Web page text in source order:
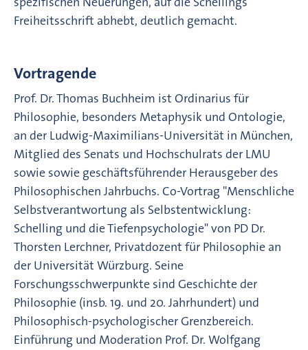
Freiheitsschrift abhebt, deutlich gemacht.
Vortragende
Prof. Dr. Thomas Buchheim ist Ordinarius für
Philosophie, besonders Metaphysik und Ontologie,
an der Ludwig-Maximilians-Universität in München,
Mitglied des Senats und Hochschulrats der LMU
sowie sowie geschäftsführender Herausgeber des
Philosophischen Jahrbuchs. Co-Vortrag "Menschliche
Selbstverantwortung als Selbstentwicklung:
Schelling und die Tiefenpsychologie" von PD Dr.
Thorsten Lerchner, Privatdozent für Philosophie an
der Universität Würzburg. Seine
Forschungsschwerpunkte sind Geschichte der
Philosophie (insb. 19. und 20. Jahrhundert) und
Philosophisch-psychologischer Grenzbereich.
Einführung und Moderation Prof. Dr. Wolfgang